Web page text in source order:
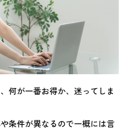
何が一番お得か、迷ってしま
条件が異なるので一概には言